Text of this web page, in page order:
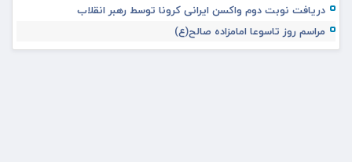
دریافت نوبت دوم واکسن ایرانی کرونا توسط رهبر انقلاب
مراسم روز تاسوعا امامزاده صالح(ع)